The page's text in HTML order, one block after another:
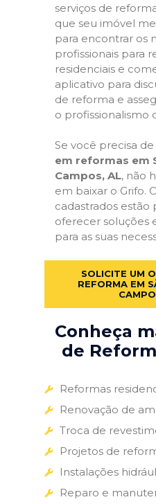
serviços de
que seu imóvel
para encontrar os
profissionais para
residenciais e
aplicativo para
de reforma e
o profissionalismo
Se você precisa
em reformas em
Campos, AL, não
em baixar o Grifo.
cadastrados estão
oferecer soluções
para as suas
SOLICITE UM
REFORMA EM
Conheça
de
Reformas
Renovação de
Troca de
Projetos de
Instalações
Reparo e